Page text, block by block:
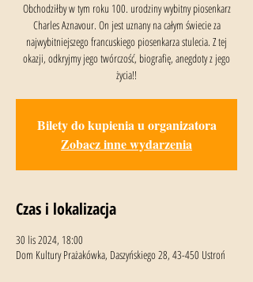
Obchodziłby w tym roku 100. urodziny wybitny piosenkarz
Charles Aznavour. On jest uznany na całym świecie za
najwybitniejszego francuskiego piosenkarza stulecia. Z tej
okazji, odkryjmy jego twórczość, biografię, anegdoty z jego
życia!!
Bilety do kupienia u organizatora
Zobacz inne wydarzenia
Czas i lokalizacja
30 lis 2024, 18:00
Dom Kultury Prażakówka, Daszyńskiego 28, 43-450 Ustroń